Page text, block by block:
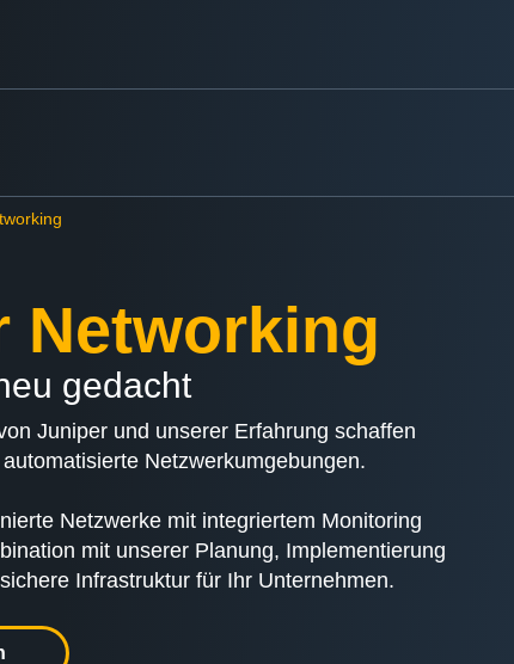
Networking
gedacht
Juniper und unserer Erfahrung schaffen
Netzwerkumgebungen.
Netzwerke mit integriertem Monitoring
mit unserer Planung, Implementierung
Infrastruktur für Ihr Unternehmen.